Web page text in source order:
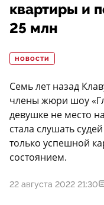
квартиры и
25 млн
НОВОСТИ
Семь лет назад
члены жюри шоу
девушке не место
стала слушать
только успешной
состоянием.
22 августа 2022 21:30